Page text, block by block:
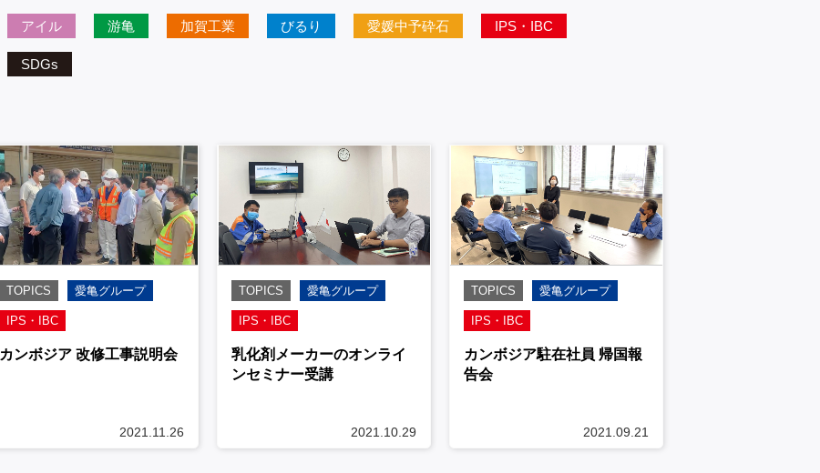
アイル 游亀 加賀工業 びるり 愛媛中予砕石 IPS・IBC
SDGs
TOPICS 愛亀グループ
IPS・IBC
カンボジア 改修工事説明会
2021.11.26
TOPICS 愛亀グループ
IPS・IBC
乳化剤メーカーのオンライ
ンセミナー受講
2021.10.29
TOPICS 愛亀グループ
IPS・IBC
カンボジア駐在社員 帰国報
告会
2021.09.21